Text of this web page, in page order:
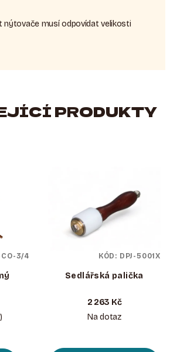
nýtovače musí odpovídat velikosti
PRODUKTY
3/4
Sedlářská palička
2 263 Kč
Na dotaz
KÓD: DPJ-5001X